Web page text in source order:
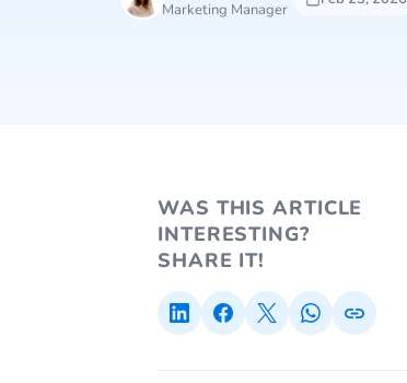
Marketing Manager
WAS THIS ARTICLE
INTERESTING?
SHARE IT!